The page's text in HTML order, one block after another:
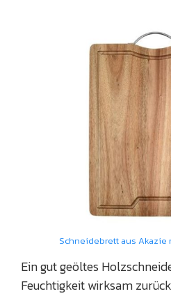
Schneidebrett aus Akazie
Ein gut geöltes
Feuchtigkeit wirksam